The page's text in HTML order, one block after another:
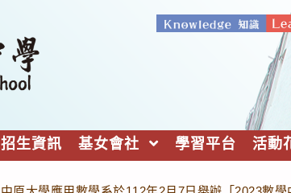
招生資訊 基女會社 學習平台 活動